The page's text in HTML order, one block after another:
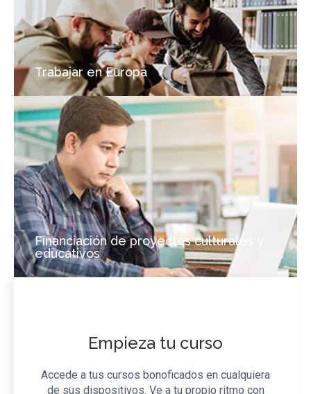
Trabajar en Europa
Financiación de proyectos culturales y
educativos
Empieza tu curso
Accede a tus cursos bonoficados en cualquiera
de sus dispositivos. Ve a tu propio ritmo con